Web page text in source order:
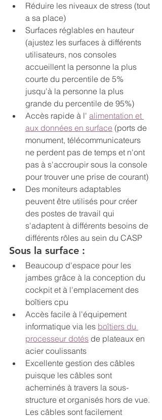
Réduire les niveaux de stress (tout
a sa place)
Surfaces réglables en hauteur
(ajustez les surfaces à différents
utilisateurs, nos consoles
accueillent la personne la plus
courte du percentile de 5%
jusqu'à la personne la plus
grande du percentile de 95%)
Accès rapide à l' alimentation et
aux données en surface (ports de
monument, télécommunicateurs
ne perdent pas de temps et n'ont
pas à s'accroupir sous la console
pour trouver une prise de courant)
Des moniteurs adaptables
peuvent être utilisés pour créer
des postes de travail qui
s'adaptent à différents besoins de
différents rôles au sein du CASP
Sous la surface :
Beaucoup d'espace pour les
jambes grâce à la conception du
cockpit et à l'emplacement des
boîtiers cpu
Accès facile à l'équipement
informatique via les boîtiers du
processeur dotés de plateaux en
acier coulissants
Excellente gestion des câbles
puisque les câbles sont
acheminés à travers la sous-
structure et organisés hors de vue.
Les câbles sont facilement